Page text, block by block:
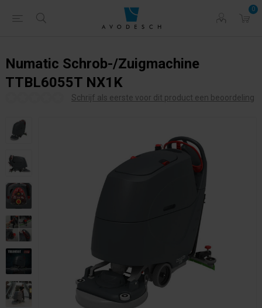
0
Numatic Schrob-/Zuigmachine
TTBL6055T NX1K
Schrijf als eerste voor dit product een beoordeling